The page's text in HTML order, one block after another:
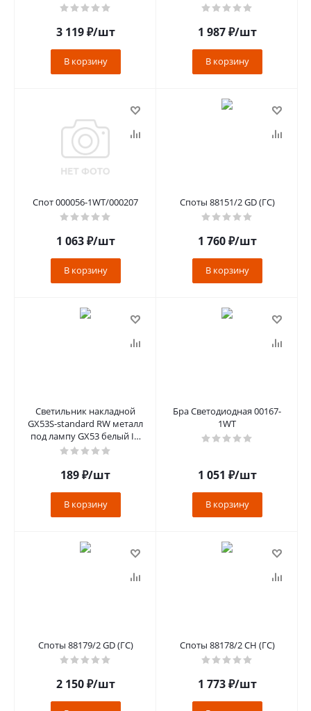
3 119₽/шт
В корзину
1 987₽/шт
В корзину
Спот 000056-1WT/000207
1 063₽/шт
В корзину
Споты 88151/2 GD (ГС)
1 760₽/шт
В корзину
Светильник накладной
GX53S-standard RW металл
под лампу GX53 белый IN
HOME
189₽/шт
В корзину
Бра Светодиодная 00167-
1WT
1 051 ₽/шт
В корзину
Споты 88179/2 GD (ГС)
2 150₽/шт
Споты 88178/2 CH (ГС)
1 773₽/шт